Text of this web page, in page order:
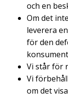
och en
Om det
leverera
för den
Vi står för
Vi
om det